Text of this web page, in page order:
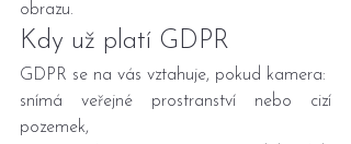
obrazu.
Kdy už platí GDPR
GDPR se na vás vztahuje, pokud kamera:
snímá veřejné prostranství nebo cizí
pozemek,